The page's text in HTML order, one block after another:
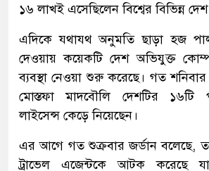
১৬ লাখই এসেছিলেন বিশ্বের বিভিন্ন
এদিকে যথাযথ অনুমতি ছাড়া হজ
দেওয়ায় কয়েকটি দেশ অভিযুক্ত
ব্যবস্থা নেওয়া শুরু করেছে। গত শনিবার
মোস্তফা মাদবৌলি দেশটির ১৬টি
লাইসেন্স কেড়ে নিয়েছেন।
এর আগে গত শুক্রবার জর্ডান বলেছে,
ট্রাভেল এজেন্টকে আটক করেছে